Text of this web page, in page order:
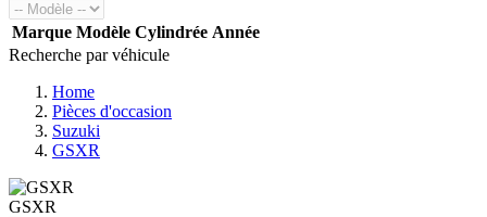
Marque Modèle Cylindrée Année
Recherche par véhicule
Home
Pièces d'occasion
Suzuki
GSXR
GSXR